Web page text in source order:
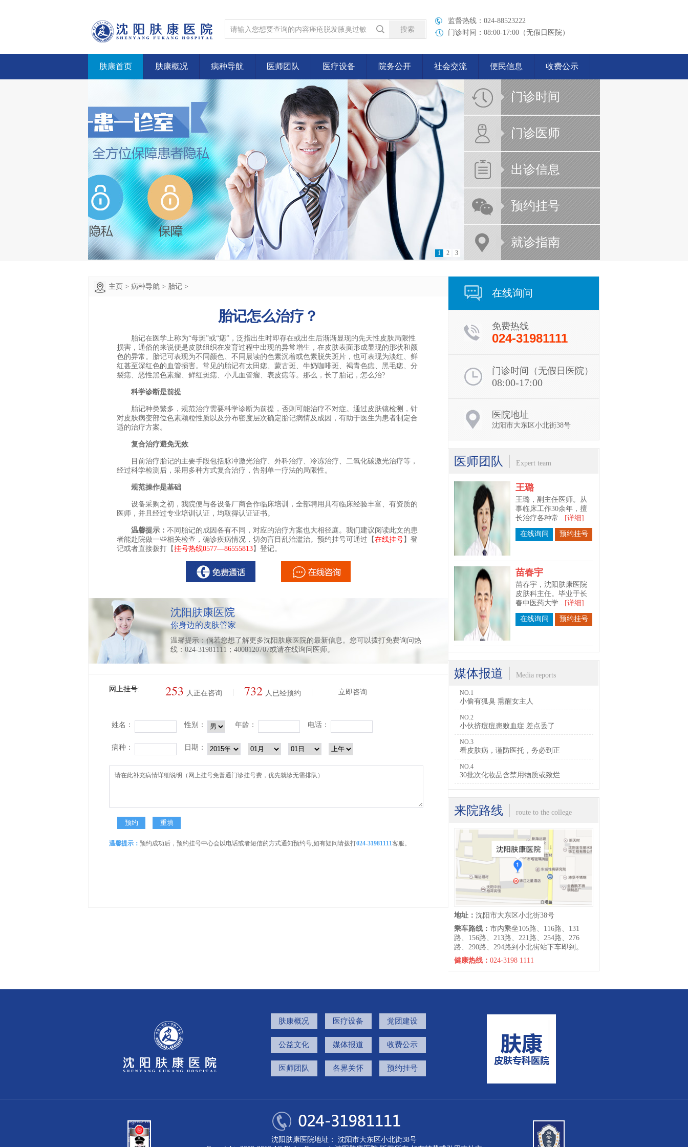
监督热线：024-88523222
门诊时间：08:00-17:00（无假日医院）
肤康首页 肤康概况 病种导航 医师团队 医疗设备 院务公开 社会交流 便民信息 收费公示
1 2 3
门诊时间
门诊医师
出诊信息
预约挂号
就诊指南
主页 > 病种导航 > 胎记 >
胎记怎么治疗？
胎记在医学上称为“母斑”或“痣”，泛指出生时即存在或出生后渐渐显现的先天性皮肤局限性
损害，通俗的来说便是皮肤组织在发育过程中出现的异常增生，在皮肤表面形成显现的形状和颜
色的异常。胎记可表现为不同颜色、不同晨读的色素沉着或色素脱失斑片，也可表现为淡红、鲜
红甚至深红色的血管损害。常见的胎记有太田痣、蒙古斑、牛奶咖啡斑、褐青色痣、黑毛痣、分
裂痣、恶性黑色素瘤、鲜红斑痣、小儿血管瘤、表皮痣等。那么，长了胎记，怎么治?
科学诊断是前提
胎记种类繁多，规范治疗需要科学诊断为前提，否则可能治疗不对症。通过皮肤镜检测，针
对皮肤病变部位色素颗粒性质以及分布密度层次确定胎记病情及成因，有助于医生为患者制定合
适的治疗方案。
复合治疗避免无效
目前治疗胎记的主要手段包括脉冲激光治疗、外科治疗、冷冻治疗、二氧化碳激光治疗等，
经过科学检测后，采用多种方式复合治疗，告别单一疗法的局限性。
规范操作是基础
设备采购之初，我院便与各设备厂商合作临床培训，全部聘用具有临床经验丰富、有资质的
医师，并且经过专业培训认证，均取得认证证书。
温馨提示： 不同胎记的成因各有不同，对应的治疗方案也大相径庭。我们建议阅读此文的患
者能赴院做一些相关检查，确诊疾病情况，切勿盲目乱治滥治。预约挂号可通过【在线挂号】登
记或者直接拨打【挂号热线0577—86555813】登记。
沈阳肤康医院
你身边的皮肤管家
温馨提示：倘若您想了解更多沈阳肤康医院的最新信息。您可以拨打免费询问热
线：024-31981111；4008120707或请在线询问医师。
网上挂号: 253 人正在咨询 732 人已经预约 立即咨询
姓名： 性别： 年龄： 电话：
病种： 日期：
温馨提示： 预约成功后，预约挂号中心会以电话或者短信的方式通知预约号,如有疑问请拨打024-31981111客服。
在线询问
免费热线
024-31981111
门诊时间（无假日医院）
08:00-17:00
医院地址
沈阳市大东区小北街38号
医师团队 Expert team
贾勇
康医院皮肤病诊疗中心
会诊医师，毕...[详细]
在线询问 预约挂号
事临床工作30余年，擅
长治疗各种常...[详细]
在线询问 预约挂号
媒体报道 Media reports
NO.1
小偷有狐臭 熏醒女主人
NO.2
小伙挤痘痘患败血症 差点丢了
NO.3
看皮肤病，谨防医托，务必到正
NO.4
30批次化妆品含禁用物质或致烂
来院路线 route to the college
地址： 沈阳市大东区小北街38号
乘车路线： 市内乘坐105路、116路、131
路、156路、213路、221路、254路、276
路、290路、294路到小北街站下车即到。
健康热线： 024-3198 1111
肤康概况 医疗设备 党团建设
公益文化 媒体报道 收费公示
医师团队 各界关怀 预约挂号
沈阳肤康医院地址： 沈阳市大东区小北街38号